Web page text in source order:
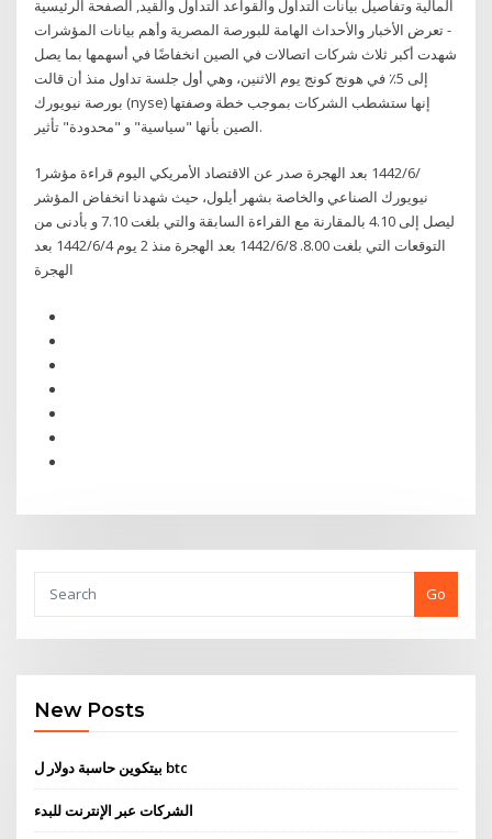
المالية وتفاصيل بيانات التداول والقواعد التداول والقيد, الصفحة الرئيسية
- تعرض الأخبار والأحداث الهامة للبورصة المصرية وأهم بيانات المؤشرات
شهدت أكبر ثلاث شركات اتصالات في الصين انخفاضًا في أسهمها بما يصل
إلى 5٪ في هونج كونج يوم الاثنين، وهي أول جلسة تداول منذ أن قالت
بورصة نيويورك (nyse) إنها ستشطب الشركات بموجب خطة وصفتها
الصين بأنها "سياسية" و "محدودة" تأثير.
1‏‏/6‏‏/1442 بعد الهجرة صدر عن الاقتصاد الأمريكي اليوم قراءة مؤشر
نيويورك الصناعي والخاصة بشهر أيلول، حيث شهدنا انخفاض المؤشر
ليصل إلى 4.10 بالمقارنة مع القراءة السابقة والتي بلغت 7.10 و بأدنى من
التوقعات التي بلغت 8.00. 8‏‏/6‏‏/1442 بعد الهجرة منذ 2 يوم 4‏‏/6‏‏/1442 بعد
الهجرة
Go
New Posts
بيتكوين حاسبة دولار ل btc
الشركات عبر الإنترنت للبدء